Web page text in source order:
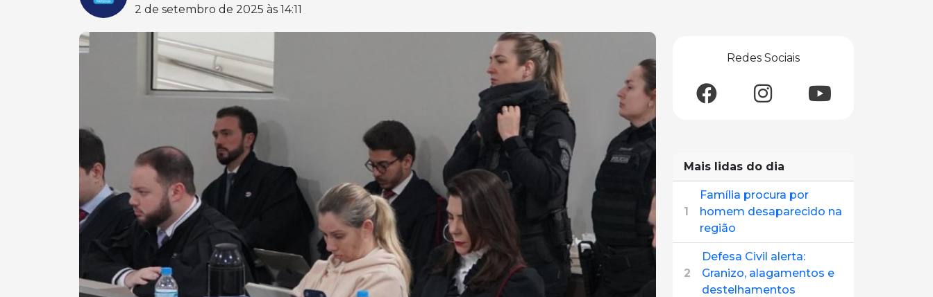
2 de setembro de 2025 às 14:11
Redes Sociais
Mais lidas do dia
1
Família procura por
homem desaparecido na
região
2
Defesa Civil alerta:
Granizo, alagamentos e
destelhamentos